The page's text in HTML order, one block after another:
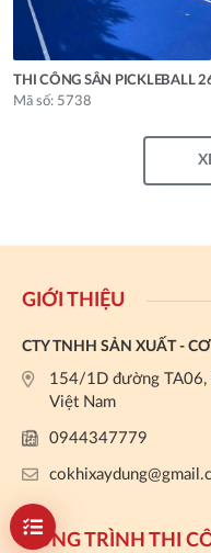
THI CÔNG SÂN PICKLEBALL
Mã số: 5738
GIỚI THIỆU
CTY TNHH SẢN XUẤT -
154/1D đường TA06,
Việt Nam
0944347779
CÔNG TRÌNH THI